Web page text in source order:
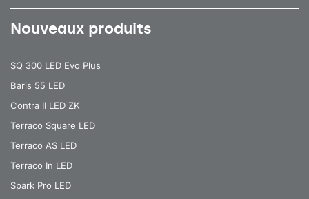
Nouveaux produits
SQ 300 LED Evo Plus
Baris 55 LED
Contra II LED ZK
Terraco Square LED
Terraco AS LED
Terraco In LED
Spark Pro LED